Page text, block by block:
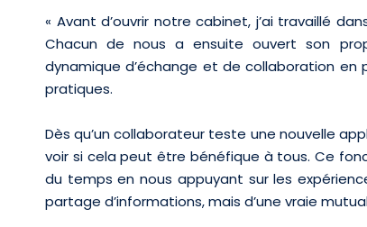
« Avant d’ouvrir notre cabinet, j’ai travaillé
Chacun de nous a ensuite ouvert son
dynamique d’échange et de collaboration
pratiques.
Dès qu’un collaborateur teste une nouvelle
voir si cela peut être bénéfique à tous. Ce
du temps en nous appuyant sur les
partage d’informations, mais d’une vraie